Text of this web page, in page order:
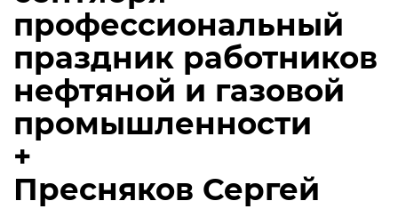
профессиональный
праздник работников
нефтяной и газовой
промышленности
+
Пресняков Сергей